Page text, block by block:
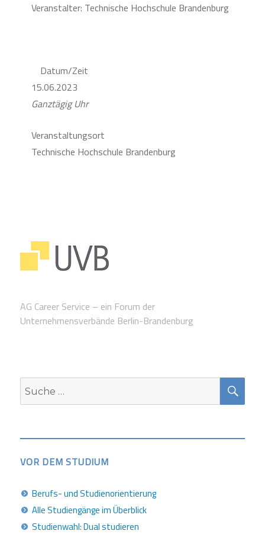
Veranstalter: Technische Hochschule Brandenburg
Datum/Zeit
15.06.2023
Ganztägig Uhr
Veranstaltungsort
Technische Hochschule Brandenburg
AG Career Service – ein Forum der
Unternehmensverbände Berlin-Brandenburg
Suche
nach:
VOR DEM STUDIUM
Berufs- und Studienorientierung
Alle Studiengänge im Überblick
Studienwahl: Dual studieren